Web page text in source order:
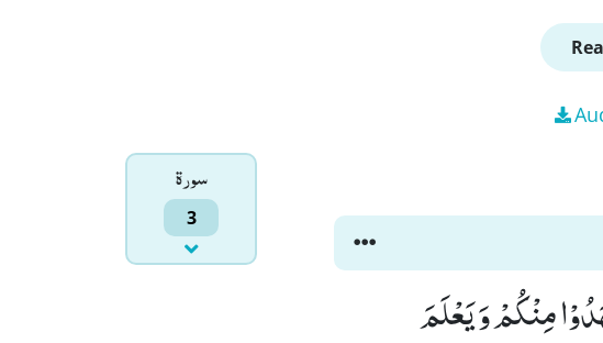
سورۃ
3
مِنْكُمْ وَ یَعْلَمَ